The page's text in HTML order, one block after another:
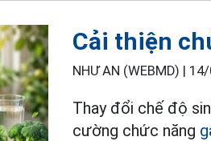
Cải thiện
NHƯ AN (WEBMD) |
Thay đổi chế độ
cường chức năng